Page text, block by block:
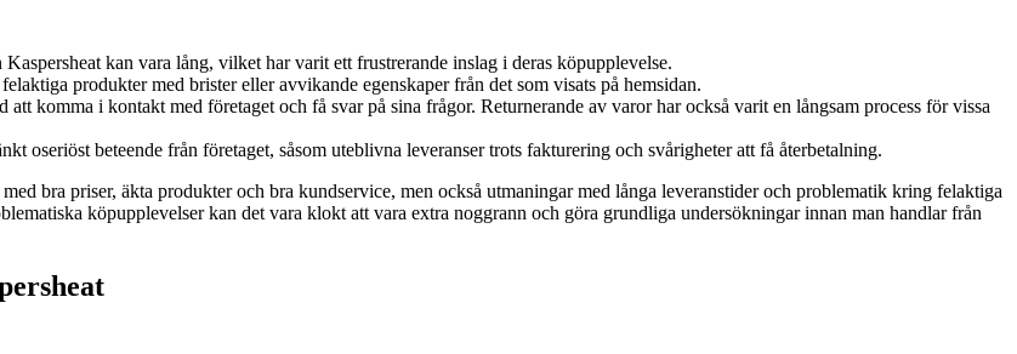
kan vara lång, vilket har varit ett frustrerande inslag i deras köpupplevelse.
produkter med brister eller avvikande egenskaper från det som visats på hemsidan.
komma i kontakt med företaget och få svar på sina frågor. Returnerande av varor har också varit en långsam process för vissa
oseriöst beteende från företaget, såsom uteblivna leveranser trots fakturering och svårigheter att få återbetalning.
bra priser, äkta produkter och bra kundservice, men också utmaningar med långa leveranstider och problematik kring felaktiga
köpupplevelser kan det vara klokt att vara extra noggrann och göra grundliga undersökningar innan man handlar från